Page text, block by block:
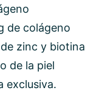
de colágeno
zinc y biotina
de la piel
exclusiva.